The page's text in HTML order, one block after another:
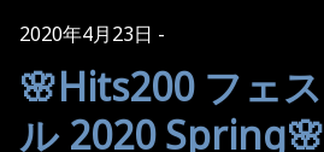
2020年4月23日
🌸Hits200 フェ
ル 2020